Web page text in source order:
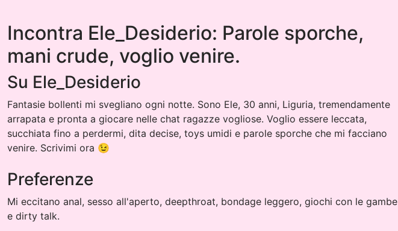
Incontra Ele_Desiderio: Parole sporche,
mani crude, voglio venire.
Su Ele_Desiderio
Fantasie bollenti mi svegliano ogni notte. Sono Ele, 30 anni, Liguria, tremendamente
arrapata e pronta a giocare nelle chat ragazze vogliose. Voglio essere leccata,
succhiata fino a perdermi, dita decise, toys umidi e parole sporche che mi facciano
venire. Scrivimi ora 😉
Preferenze
Mi eccitano anal, sesso all'aperto, deepthroat, bondage leggero, giochi con le gambe
e dirty talk.